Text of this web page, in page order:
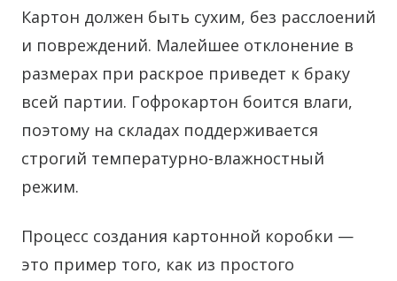
Картон должен быть сухим, без расслоений
и повреждений. Малейшее отклонение в
размерах при раскрое приведет к браку
всей партии. Гофрокартон боится влаги,
поэтому на складах поддерживается
строгий температурно-влажностный
режим.
Процесс создания картонной коробки —
это пример того, как из простого